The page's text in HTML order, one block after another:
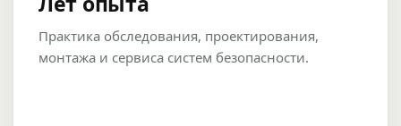
Практика обследования, проектирования,
монтажа и сервиса систем безопасности.